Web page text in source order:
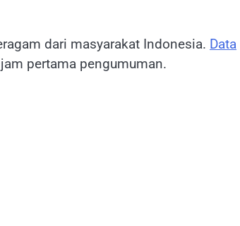
dari masyarakat Indonesia. Data
pertama pengumuman.